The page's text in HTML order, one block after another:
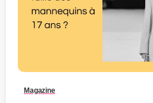
Magazine